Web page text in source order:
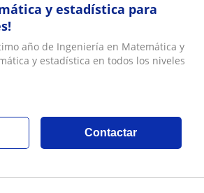
y estadística para
año de Ingeniería en Matemática y
y estadística en todos los niveles
Contactar